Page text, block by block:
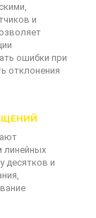
и
ошибки при
отклонения
линейных
десятков и